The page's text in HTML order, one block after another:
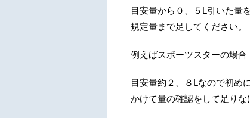
目安量から０、５L引いた量
規定量まで足してください。
例えばスポーツスターの場合
目安量約２、８Lなので初め
かけて量の確認をして足り